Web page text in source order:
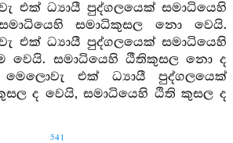
එක් ධ්‍යායී පුද්ගලයෙක් සමාධියෙහි
සමාධිකුසල නො වෙයි.
එක් ධ්‍යායී පුද්ගලයෙක් සමාධියෙහි
වෙයි. සමාධියෙහි ඨීතිකුසල නො ද
එක් ධ්‍යායී පුද්ගලයෙක්
ද වෙයි, සමාධියෙහි ඨිති කුසල ද
541